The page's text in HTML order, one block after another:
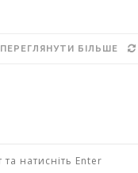
ПЕРЕГЛЯНУТИ БІЛЬШЕ